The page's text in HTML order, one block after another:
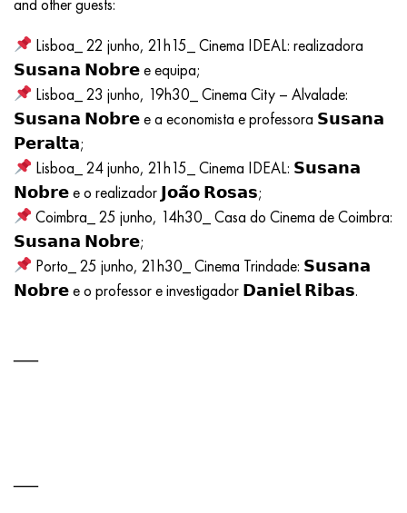
and other guests:
Lisboa_ 22 junho, 21h15_ Cinema IDEAL: realizadora
𝗦𝘂𝘀𝗮𝗻𝗮 𝗡𝗼𝗯𝗿𝗲 e equipa;
Lisboa_ 23 junho, 19h30_ Cinema City – Alvalade:
𝗦𝘂𝘀𝗮𝗻𝗮 𝗡𝗼𝗯𝗿𝗲 e a economista e professora 𝗦𝘂𝘀𝗮𝗻𝗮
𝗣𝗲𝗿𝗮𝗹𝘁𝗮;
Lisboa_ 24 junho, 21h15_ Cinema IDEAL: 𝗦𝘂𝘀𝗮𝗻𝗮
𝗡𝗼𝗯𝗿𝗲 e o realizador 𝗝𝗼𝗮̃𝗼 𝗥𝗼𝘀𝗮𝘀;
Coimbra_ 25 junho, 14h30_ Casa do Cinema de Coimbra:
𝗦𝘂𝘀𝗮𝗻𝗮 𝗡𝗼𝗯𝗿𝗲;
Porto_ 25 junho, 21h30_ Cinema Trindade: 𝗦𝘂𝘀𝗮𝗻𝗮
𝗡𝗼𝗯𝗿𝗲 e o professor e investigador 𝗗𝗮𝗻𝗶𝗲𝗹 𝗥𝗶𝗯𝗮𝘀.